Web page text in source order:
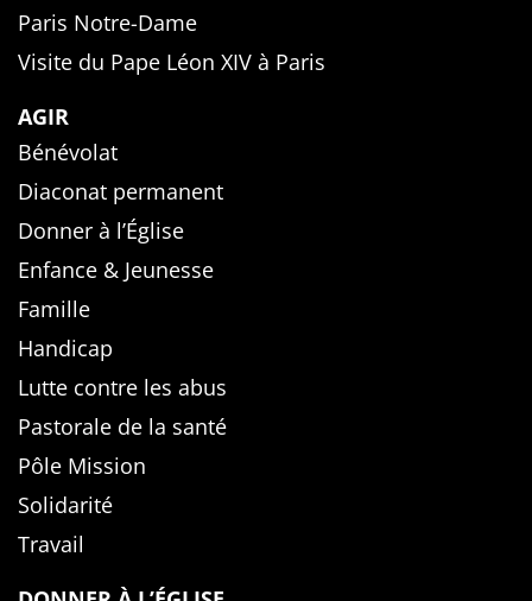
Paris Notre-Dame
Visite du Pape Léon XIV à Paris
AGIR
Bénévolat
Diaconat permanent
Donner à l’Église
Enfance & Jeunesse
Famille
Handicap
Lutte contre les abus
Pastorale de la santé
Pôle Mission
Solidarité
Travail